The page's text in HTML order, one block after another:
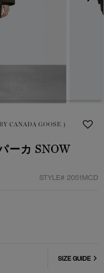
ャツ
ャツ
CANADA GOOSE ）
ーカ SNOW
STYLE# 2051MCD
SIZE GUIDE